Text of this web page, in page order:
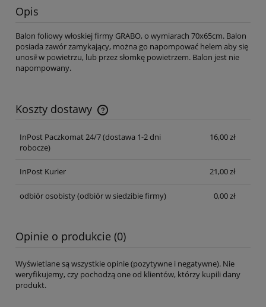
Opis
Balon foliowy włoskiej firmy GRABO, o wymiarach 70x65cm. Balon
posiada zawór zamykający, można go napompować helem aby się
unosił w powietrzu, lub przez słomkę powietrzem. Balon jest nie
napompowany.
Koszty dostawy
Cena nie zawiera ewentualnych kosztów płatności
InPost Paczkomat 24/7 (dostawa 1-2 dni
robocze)
16,00 zł
InPost Kurier 21,00 zł
odbiór osobisty(odbiór w siedzibie firmy) 0,00 zł
Opinie o produkcie (0)
Wyświetlane są wszystkie opinie (pozytywne i negatywne). Nie
weryfikujemy, czy pochodzą one od klientów, którzy kupili dany
produkt.